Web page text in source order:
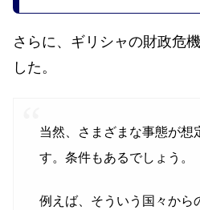
さらに、ギリシャの財政危
した。
当然、さまざまな事態が想
す。条件もあるでしょう。
例えば、そういう国々から